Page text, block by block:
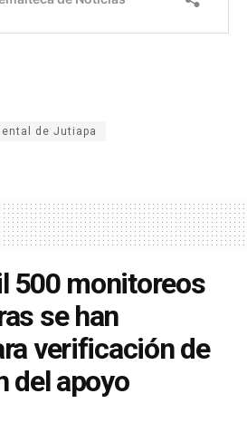
de Jutiapa
500 monitoreos
se han
verificación de
del apoyo